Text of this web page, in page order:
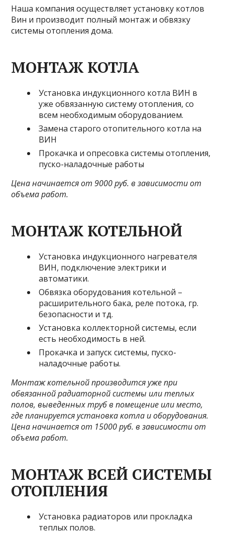
Наша компания осуществляет установку котлов
Вин и производит полный монтаж и обвязку
системы отопления дома.
МОНТАЖ КОТЛА
Установка индукционного котла ВИН в
уже обвязанную систему отопления, со
всем необходимым оборудованием.
Замена старого отопительного котла на
ВИН
Прокачка и опресовка системы отопления,
пуско-наладочные работы
Цена начинается от 9000 руб. в зависимости от
объема работ.
МОНТАЖ КОТЕЛЬНОЙ
Установка индукционного нагревателя
ВИН, подключение электрики и
автоматики.
Обвязка оборудования котельной –
расширительного бака, реле потока, гр.
безопасности и тд.
Установка коллекторной системы, если
есть необходимость в ней.
Прокачка и запуск системы, пуско-
наладочные работы.
Монтаж котельной производится уже при
обвязанной радиаторной системы или теплых
полов, выведенных труб в помещение или место,
где планируется установка котла и оборудования.
Цена начинается от 15000 руб. в зависимости от
объема работ.
МОНТАЖ ВСЕЙ СИСТЕМЫ
ОТОПЛЕНИЯ
Установка радиаторов или прокладка
теплых полов.